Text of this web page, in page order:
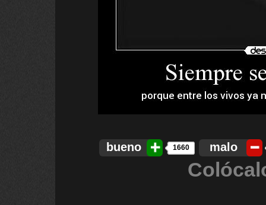
bueno 1660 malo